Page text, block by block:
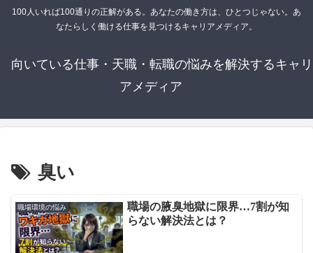
100人いれば100通りの正解がある。あなたの働き方は、ひとつじゃない。あ
なたらしく働ける仕事を見つけるキャリアメディア。
向いている仕事・天職・転職の悩みを解決するキャリ
アメディア
臭い
職場環境の悩み
職場の腋臭地獄に限界…7割が知
らない解決法とは？